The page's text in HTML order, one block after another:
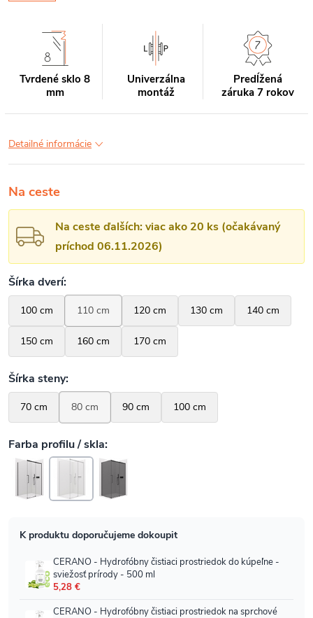
Tvrdené sklo 8
mm
Univerzálna
montáž
Predĺžená
záruka 7 rokov
Detailné informácie
Na ceste
Na ceste ďalších: viac ako 20 ks (očakávaný
príchod 06.11.2026)